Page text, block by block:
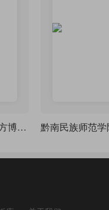
华北水电水利大学非官方博（硕）士毕业论文模板1.0版